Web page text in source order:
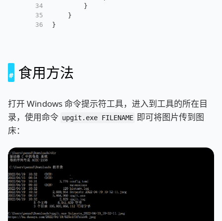
34
35
36
        }
    }
}
食用方法
打开 Windows 命令提示符工具，进入到工具的所在目
录，使用命令 upgit.exe FILENAME 即可将图片传到图
床：